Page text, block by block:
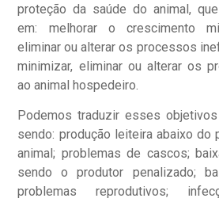
proteção da saúde do animal,
em: melhorar o crescimento
eliminar ou alterar os processos
minimizar, eliminar ou alterar os
ao animal hospedeiro.
Podemos traduzir esses
sendo: produção leiteira abaixo do
animal; problemas de cascos;
sendo o produtor penalizado;
problemas reprodutivos;